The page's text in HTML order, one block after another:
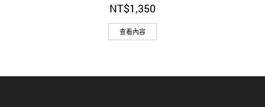
NT$1,350
查看內容